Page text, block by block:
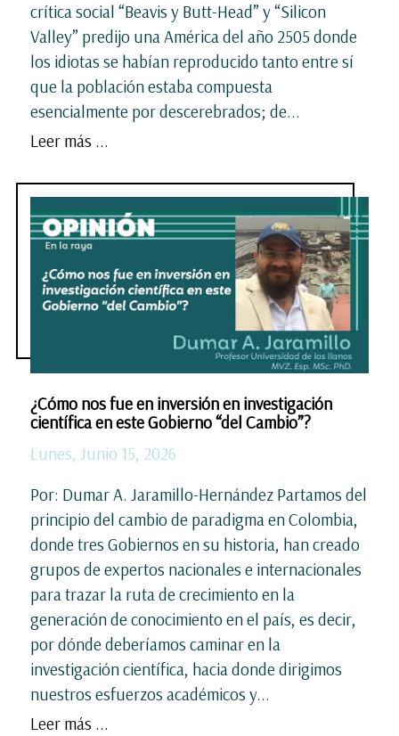
crítica social “Beavis y Butt-Head” y “Silicon
Valley” predijo una América del año 2505 donde
los idiotas se habían reproducido tanto entre sí
que la población estaba compuesta
esencialmente por descerebrados; de...
Leer más ...
¿Cómo nos fue en inversión en investigación
científica en este Gobierno “del Cambio”?
Lunes, Junio 15, 2026
Por: Dumar A. Jaramillo-Hernández Partamos del
principio del cambio de paradigma en Colombia,
donde tres Gobiernos en su historia, han creado
grupos de expertos nacionales e internacionales
para trazar la ruta de crecimiento en la
generación de conocimiento en el país, es decir,
por dónde deberíamos caminar en la
investigación científica, hacia donde dirigimos
nuestros esfuerzos académicos y...
Leer más ...